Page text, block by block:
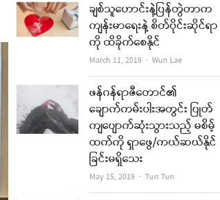
ချစ်သူဟောင်းနဲ့ပြန်တွဲတာက
ကျန်းမာရေးနဲ့ စိတ်ပိုင်းဆိုင်ရာ
ကို ထိခိုက်စေနိုင်
March 11, 2019 Author
Wun Lae
ဖန်ဂန်ရာဇီတောင်၏
ချောက်ကမ်းပါးအတွင်း ပြုတ်
ကျပျောက်ဆုံးသွားသည့် မစိမ့်
ထက်ကို ရှာဖွေ/ကယ်ဆယ်နိုင်
ခြင်းမရှိသေး
May 15, 2019 Author
Tun Tun